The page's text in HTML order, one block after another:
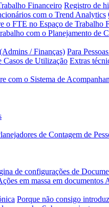
Financeiro Registro de
com o Trend Analytics
o FTE no Espaço de Trabalho
com o Planejamento de
/ Finanças) Para
Casos de Utilização Extras
com o Sistema de
de Contagem de
de configurações de
em massa em documentos
Porque não consigo